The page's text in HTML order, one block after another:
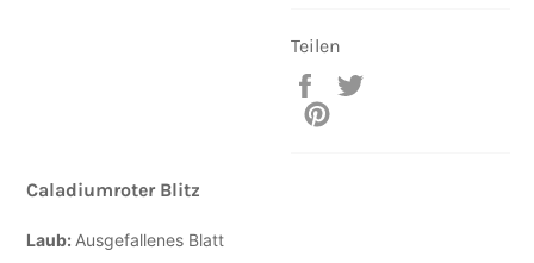
Teilen
Auf
Facebook
Caladiumroter Blitz
Laub: Ausgefallenes Blatt